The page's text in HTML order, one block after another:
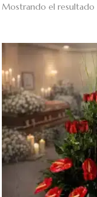
Mostrando el resultado